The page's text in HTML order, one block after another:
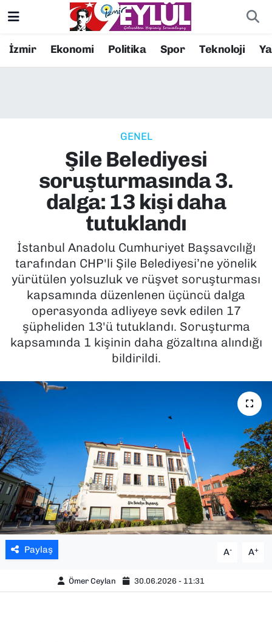
İzmir Ekonomi Politika Spor Teknoloji
GENEL
Şile Belediyesi
soruşturmasında 3.
dalga: 13 kişi daha
tutuklandı
İstanbul Anadolu Cumhuriyet Başsavcılığı
tarafından CHP'li Şile Belediyesi’ne yönelik
yürütülen yolsuzluk ve rüşvet soruşturması
kapsamında düzenlenen üçüncü dalga
operasyonda adliyeye sevk edilen 17
şüpheliden 13'ü tutuklandı. Soruşturma
kapsamında 1 kişinin daha gözaltına alındığı
bildirildi.
Paylaş A- A+
Ömer Ceylan 30.06.2026 - 11:31
Resmi İlanlar
EKONOMİ
KÜLTÜR SANAT
POLİTİKA
SAĞLIK
SPOR
YAŞAM
Konak Nöbetçi Eczaneler
Süper Lig Puan Durumu ve Fikstür
Tüm Manşetler
Son Dakika Haberleri
Haber Arşivi